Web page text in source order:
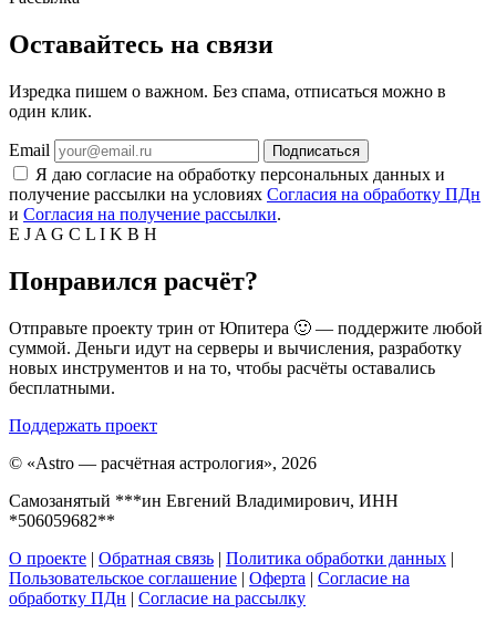
Оставайтесь на связи
Изредка пишем о важном. Без спама, отписаться можно в
один клик.
Email Подписаться
Я даю согласие на обработку персональных данных и
получение рассылки на условиях Согласия на обработку ПДн
и Согласия на получение рассылки.
E J A G C L I K B H
Понравился расчёт?
Отправьте проекту трин от Юпитера 🙂 — поддержите любой
суммой. Деньги идут на серверы и вычисления, разработку
новых инструментов и на то, чтобы расчёты оставались
бесплатными.
Поддержать проект
© «Astro — расчётная астрология», 2026
Самозанятый ***ин Евгений Владимирович, ИНН
*506059682**
О проекте | Обратная связь | Политика обработки данных |
Пользовательское соглашение | Оферта | Согласие на
обработку ПДн | Согласие на рассылку